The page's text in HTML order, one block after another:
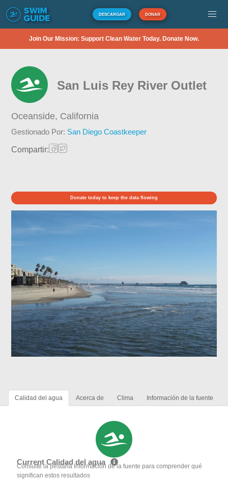
DESCARGAR DONAR
Join Our Mission: Support Clean Water Today. Donate Now.
San Luis Rey River Outlet
Oceanside, California
Gestionado Por: San Diego Coastkeeper
Compartir:
Donate today to keep the data flowing
Calidad del agua Acerca de Clima Información de la fuente
Current Calidad del agua
Consulte la pestaña Información de la fuente para comprender qué
significan estos resultados